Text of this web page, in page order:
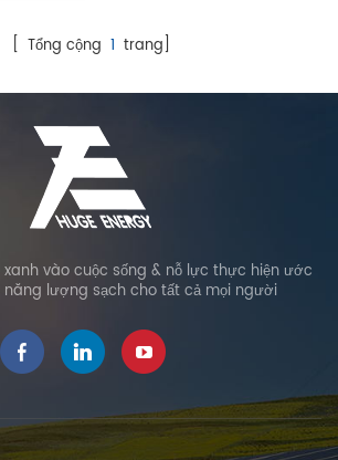
qua Thử
Hunt,
có thể
nhiều
khác.
mô-đun
và phao
một
và tăng
lắp
trời.
được cài
[ Tổng cộng 1 trang]
vào cuộc sống & nỗ lực thực hiện ước
lượng sạch cho tất cả mọi người